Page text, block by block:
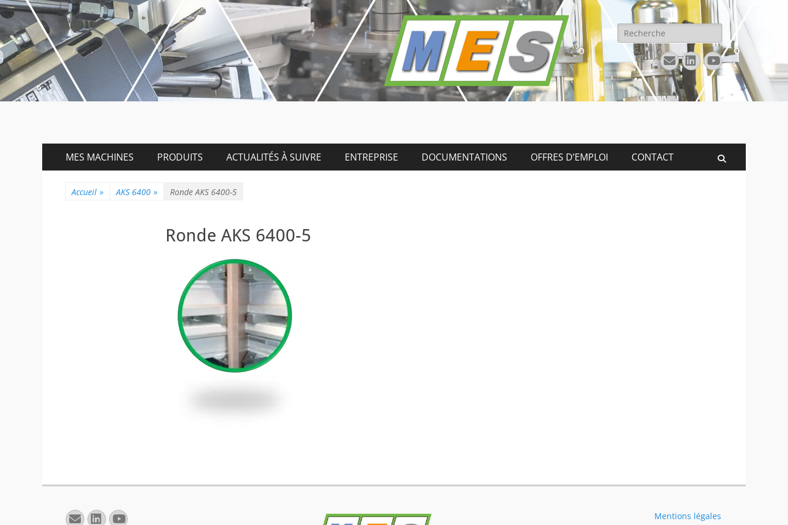
Rechercher :
E-
mail
Linkedin
YouTube
Menu
principal
MES MACHINES PRODUITS ACTUALITÉS À SUIVRE ENTREPRISE DOCUMENTATIONS OFFRES D’EMPLOI CONTACT
Accueil » AKS 6400 » Ronde AKS 6400-5
Ronde AKS 6400-5
E-
Linkedin
YouTube Mentions légales